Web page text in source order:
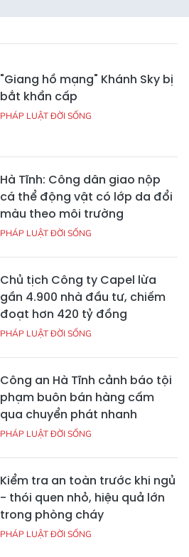
"Giang hồ mạng" Khánh Sky bị
bắt khẩn cấp
PHÁP LUẬT ĐỜI SỐNG
Hà Tĩnh: Công dân giao nộp
cá thể động vật có lớp da đổi
màu theo môi trường
PHÁP LUẬT ĐỜI SỐNG
Chủ tịch Công ty Capel lừa
gần 4.900 nhà đầu tư, chiếm
đoạt hơn 420 tỷ đồng
PHÁP LUẬT ĐỜI SỐNG
Công an Hà Tĩnh cảnh báo tội
phạm buôn bán hàng cấm
qua chuyển phát nhanh
PHÁP LUẬT ĐỜI SỐNG
Kiểm tra an toàn trước khi ngủ
- thói quen nhỏ, hiệu quả lớn
trong phòng cháy
PHÁP LUẬT ĐỜI SỐNG